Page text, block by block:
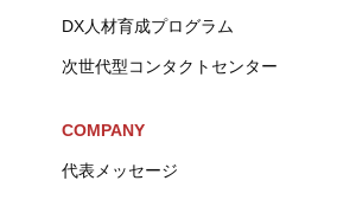
DX人材育成プログラム
次世代型コンタクトセンター
COMPANY
代表メッセージ